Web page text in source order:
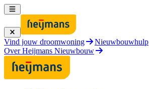
Vind jouw droomwoning
Nieuwbouwhulp
Over Heijmans Nieuwbouw